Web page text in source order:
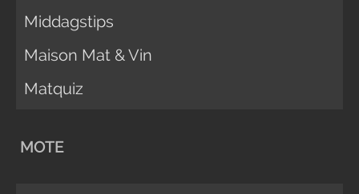
Middagstips
Maison Mat & Vin
Matquiz
MOTE